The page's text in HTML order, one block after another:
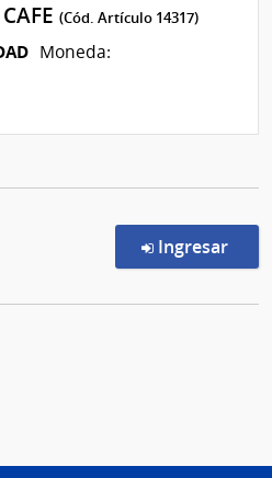
(Cód. Artículo 14317)
Moneda:
Ingresar